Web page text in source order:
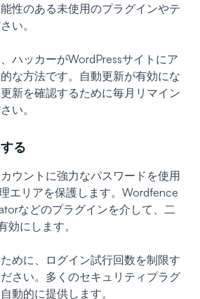
性のある未使用のプラグインやテ
い。
ハッカーがWordPressサイトにア
な方法です。自動更新が有効にな
新を確認するために毎月リマイン
い。
る
ウントに強力なパスワードを使用
エリアを保護します。Wordfence
などのプラグインを介して、二
効にします。
めに、ログイン試行回数を制限す
さい。多くのセキュリティプラグ
動的に提供します。